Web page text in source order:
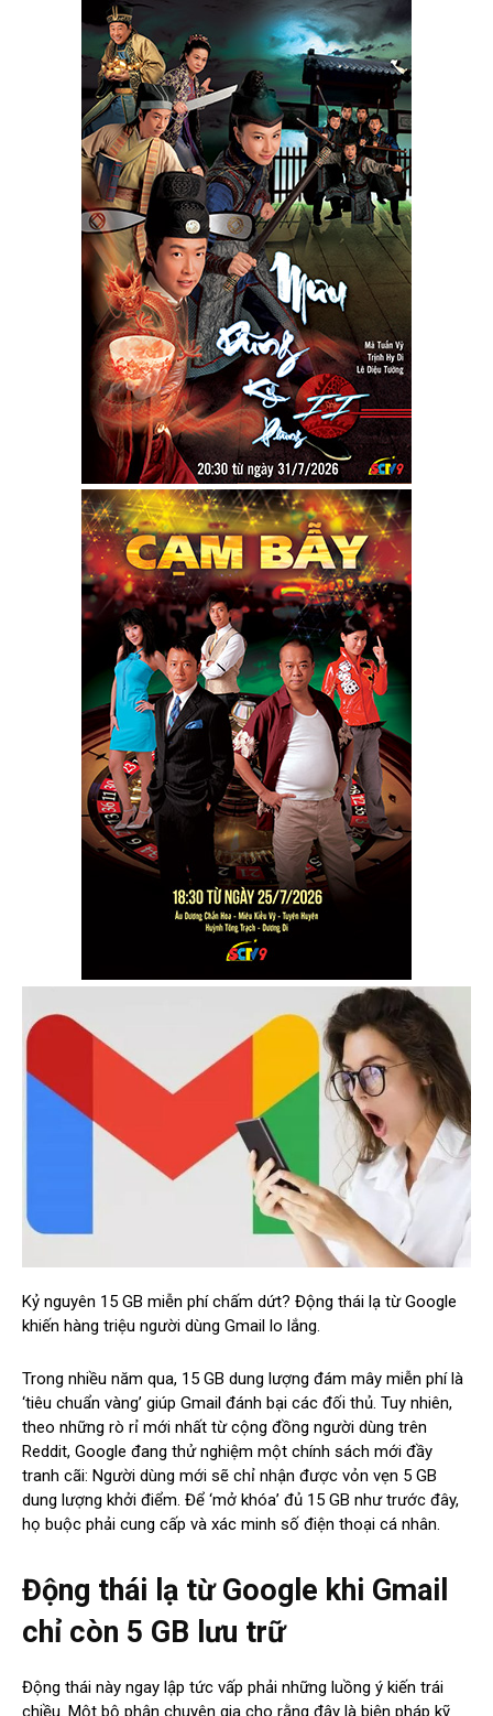
Kỷ nguyên 15 GB miễn phí chấm dứt? Động thái lạ từ Google
khiến hàng triệu người dùng Gmail lo lắng.
Trong nhiều năm qua, 15 GB dung lượng đám mây miễn phí là
‘tiêu chuẩn vàng’ giúp Gmail đánh bại các đối thủ. Tuy nhiên,
theo những rò rỉ mới nhất từ cộng đồng người dùng trên
Reddit, Google đang thử nghiệm một chính sách mới đầy
tranh cãi: Người dùng mới sẽ chỉ nhận được vỏn vẹn 5 GB
dung lượng khởi điểm. Để ‘mở khóa’ đủ 15 GB như trước đây,
họ buộc phải cung cấp và xác minh số điện thoại cá nhân.
Động thái lạ từ Google khi Gmail
chỉ còn 5 GB lưu trữ
Động thái này ngay lập tức vấp phải những luồng ý kiến trái